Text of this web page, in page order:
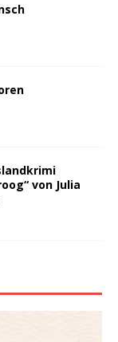
von Julia